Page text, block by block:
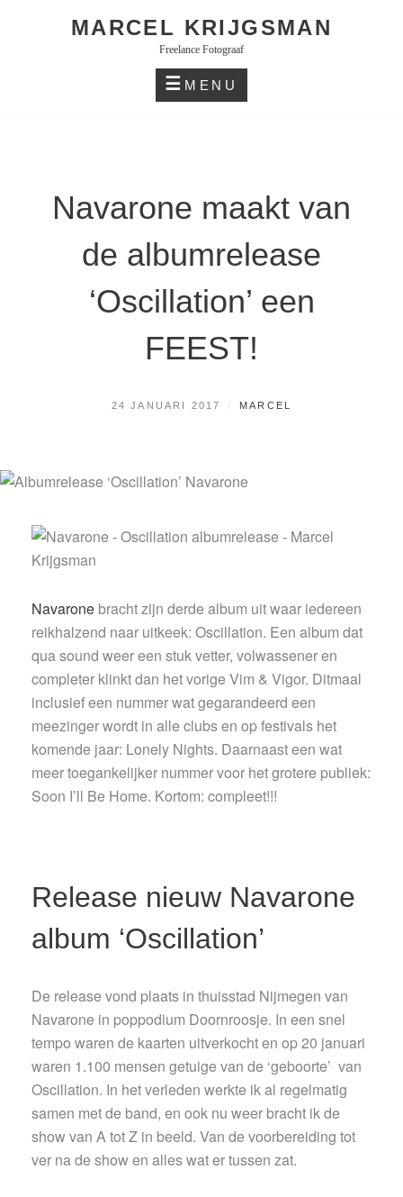
MARCEL KRIJGSMAN
Freelance Fotograaf
MENU
Navarone maakt van
de albumrelease
‘Oscillation’ een
FEEST!
GEPLAATST
24 JANUARI 2017 BY
MARCEL
Navarone bracht zijn derde album uit waar iedereen
reikhalzend naar uitkeek: Oscillation. Een album dat
qua sound weer een stuk vetter, volwassener en
completer klinkt dan het vorige Vim & Vigor. Ditmaal
inclusief een nummer wat gegarandeerd een
meezinger wordt in alle clubs en op festivals het
komende jaar: Lonely Nights. Daarnaast een wat
meer toegankelijker nummer voor het grotere publiek:
Soon I’ll Be Home. Kortom: compleet!!!
Release nieuw Navarone
album ‘Oscillation’
De release vond plaats in thuisstad Nijmegen van
Navarone in poppodium Doornroosje. In een snel
tempo waren de kaarten uitverkocht en op 20 januari
waren 1.100 mensen getuige van de ‘geboorte’ van
Oscillation. In het verleden werkte ik al regelmatig
samen met de band, en ook nu weer bracht ik de
show van A tot Z in beeld. Van de voorbereiding tot
ver na de show en alles wat er tussen zat.